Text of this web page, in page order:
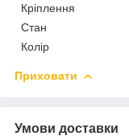
Кріплення
Стан
Колір
Приховати
Умови доставки